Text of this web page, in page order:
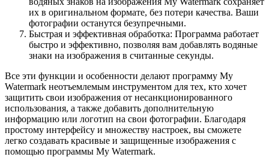
их в оригинальном формате, без потери качества. Ваши
фотографии останутся безупречными.
Быстрая и эффективная обработка: Программа работает
быстро и эффективно, позволяя вам добавлять водяные
знаки на изображения в считанные секунды.
Все эти функции и особенности делают программу My
Watermark неотъемлемым инструментом для тех, кто хочет
защитить свои изображения от несанкционированного
использования, а также добавить дополнительную
информацию или логотип на свои фотографии. Благодаря
простому интерфейсу и множеству настроек, вы сможете
легко создавать красивые и защищенные изображения с
помощью программы My Watermark.